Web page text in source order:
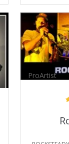
ProArtist